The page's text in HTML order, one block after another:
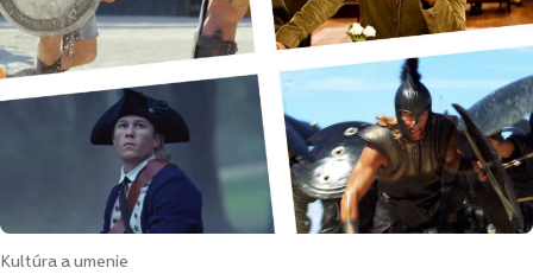
Kultúra a umenie